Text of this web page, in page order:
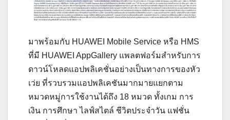
มาพร้อมกับ HUAWEI Mobile Service หรือ HMS
ที่มี HUAWEI AppGallery แพลตฟอร์มสำหรับการ
ดาวน์โหลดแอปพลิเคชั่นอย่างเป็นทางการของหัว
เว่ย ที่รวบรวมแอปพลิเคชันมากมายแยกตาม
หมวดหมู่การใช้งานได้ถึง 18 หมวด ทั้งเกม การ
เงิน การศึกษา ไลฟ์สไตล์ ชีวิตประจำวัน แฟชั่น